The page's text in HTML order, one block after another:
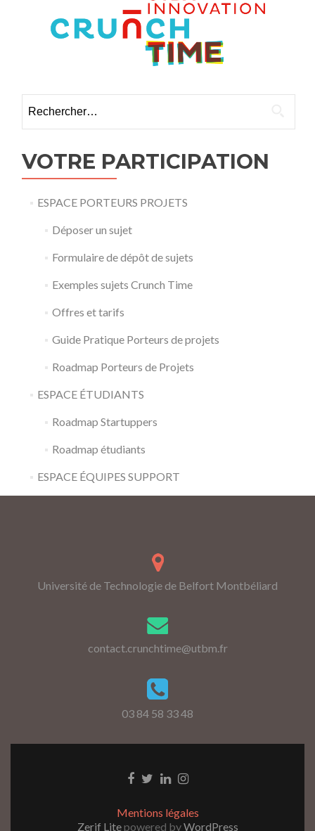
VOTRE PARTICIPATION
ESPACE PORTEURS PROJETS
Déposer un sujet
Formulaire de dépôt de sujets
Exemples sujets Crunch Time
Offres et tarifs
Guide Pratique Porteurs de projets
Roadmap Porteurs de Projets
ESPACE ÉTUDIANTS
Roadmap Startuppers
Roadmap étudiants
ESPACE ÉQUIPES SUPPORT
Université de Technologie de Belfort Montbéliard
contact.crunchtime@utbm.fr
03 84 58 33 48
Go Go Go Go
Mentions légales
Zerif Litepowered byWordPress